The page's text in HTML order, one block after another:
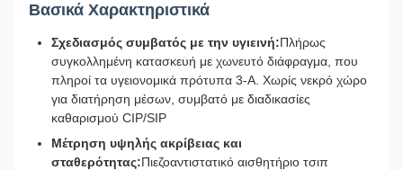
Βασικά Χαρακτηριστικά
Σχεδιασμός συμβατός με την υγιεινή:Πλήρως
συγκολλημένη κατασκευή με χωνευτό διάφραγμα, που
πληροί τα υγειονομικά πρότυπα 3-Α. Χωρίς νεκρό χώρο
για διατήρηση μέσων, συμβατό με διαδικασίες
καθαρισμού CIP/SIP
Μέτρηση υψηλής ακρίβειας και
σταθερότητας:Πιεζοαντιστατικό αισθητήριο τσιπ